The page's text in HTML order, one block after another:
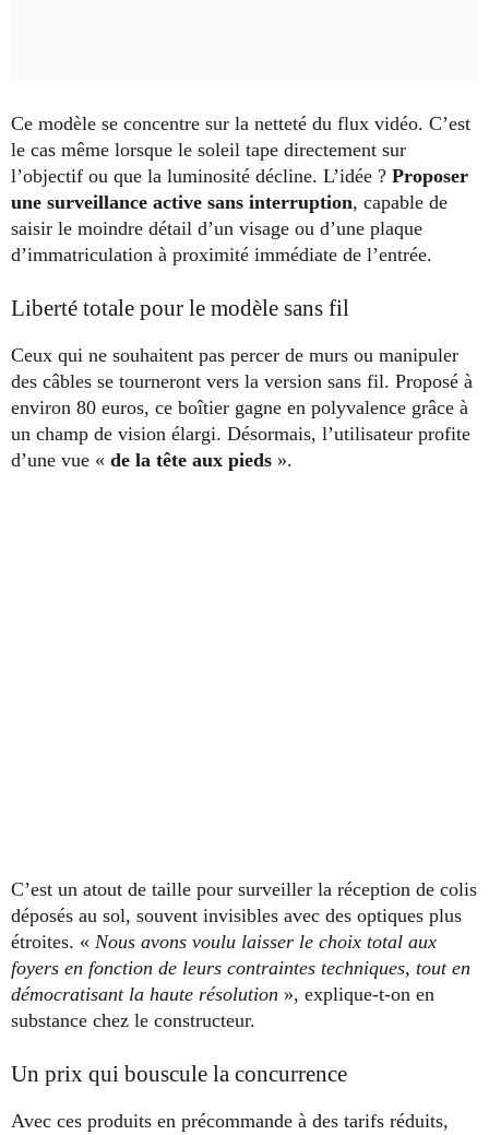
Ce modèle se concentre sur la netteté du flux vidéo. C’est
le cas même lorsque le soleil tape directement sur
l’objectif ou que la luminosité décline. L’idée ? Proposer
une surveillance active sans interruption, capable de
saisir le moindre détail d’un visage ou d’une plaque
d’immatriculation à proximité immédiate de l’entrée.
Liberté totale pour le modèle sans fil
Ceux qui ne souhaitent pas percer de murs ou manipuler
des câbles se tourneront vers la version sans fil. Proposé à
environ 80 euros, ce boîtier gagne en polyvalence grâce à
un champ de vision élargi. Désormais, l’utilisateur profite
d’une vue « de la tête aux pieds ».
C’est un atout de taille pour surveiller la réception de colis
déposés au sol, souvent invisibles avec des optiques plus
étroites. « Nous avons voulu laisser le choix total aux
foyers en fonction de leurs contraintes techniques, tout en
démocratisant la haute résolution », explique-t-on en
substance chez le constructeur.
Un prix qui bouscule la concurrence
Avec ces produits en précommande à des tarifs réduits,